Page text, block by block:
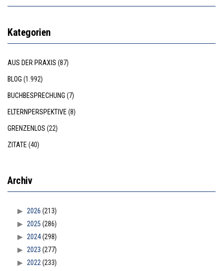
Kategorien
AUS DER PRAXIS (87)
BLOG (1.992)
BUCHBESPRECHUNG (7)
ELTERNPERSPEKTIVE (8)
GRENZENLOS (22)
ZITATE (40)
Archiv
2026 (213)
2025 (286)
2024(298)
2023 (277)
2022 (233)